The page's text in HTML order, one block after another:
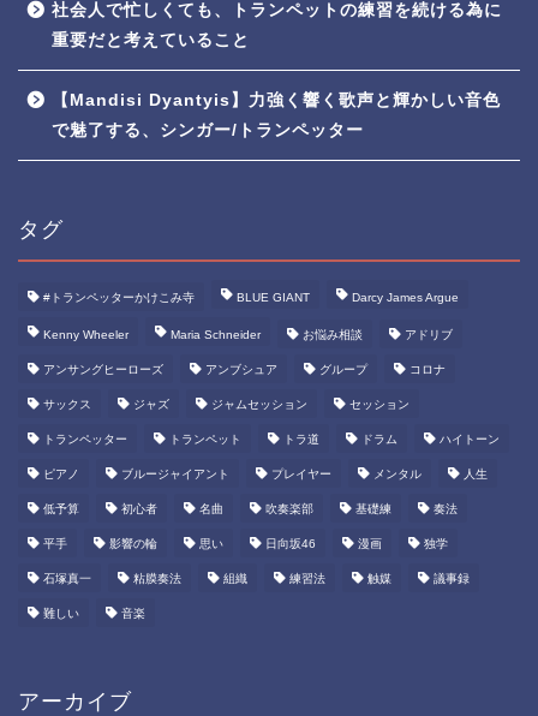
社会人で忙しくても、トランペットの練習を続ける為に
重要だと考えていること
【Mandisi Dyantyis】力強く響く歌声と輝かしい音色
で魅了する、シンガー/トランペッター
タグ
#トランペッターかけこみ寺 BLUE GIANT Darcy James Argue
Kenny Wheeler Maria Schneider お悩み相談 アドリブ
アンサングヒーローズ アンブシュア グループ コロナ
サックス ジャズ ジャムセッション セッション
トランペッター トランペット トラ道 ドラム ハイトーン
ピアノ ブルージャイアント プレイヤー メンタル 人生
低予算 初心者 名曲 吹奏楽部 基礎練 奏法
平手 影響の輪 思い 日向坂46 漫画 独学
石塚真一 粘膜奏法 組織 練習法 触媒 議事録
難しい 音楽
アーカイブ